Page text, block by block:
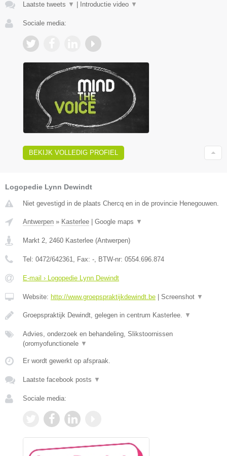
Laatste tweets ▼ Introductie video ▼
Sociale media:
BEKIJK VOLLEDIG PROFIEL
Logopedie Lynn Dewindt
Niet gevestigd in de plaats Chercq en in de provincie Henegouwen.
Antwerpen » Kasterlee Google maps ▼
Markt 2 2460 Kasterlee (Antwerpen)
Tel: 0472/642361 , Fax: - , BTW-nr: 0554.696.874
E-mail › Logopedie Lynn Dewindt
Website: http://www.groepspraktijkdewindt.be Screenshot ▼
Groepspraktijk Dewindt, gelegen in centrum Kasterlee. ▼
Advies, onderzoek en behandeling, Slikstoornissen
(oromyofunctionele ▼
Er wordt gewerkt op afspraak.
Laatste facebook posts ▼
Sociale media: